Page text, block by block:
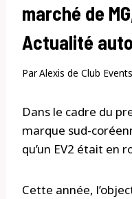
marché de
Actualité
ParAlexis de Club Events
Dans le cadre du
marque sud-
qu’un EV2 était en
Cette année,